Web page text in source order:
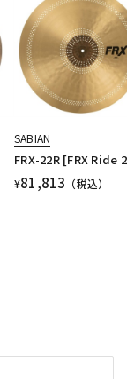
SABIAN
FRX-22R [FRX Ride
¥81,813 （税込）